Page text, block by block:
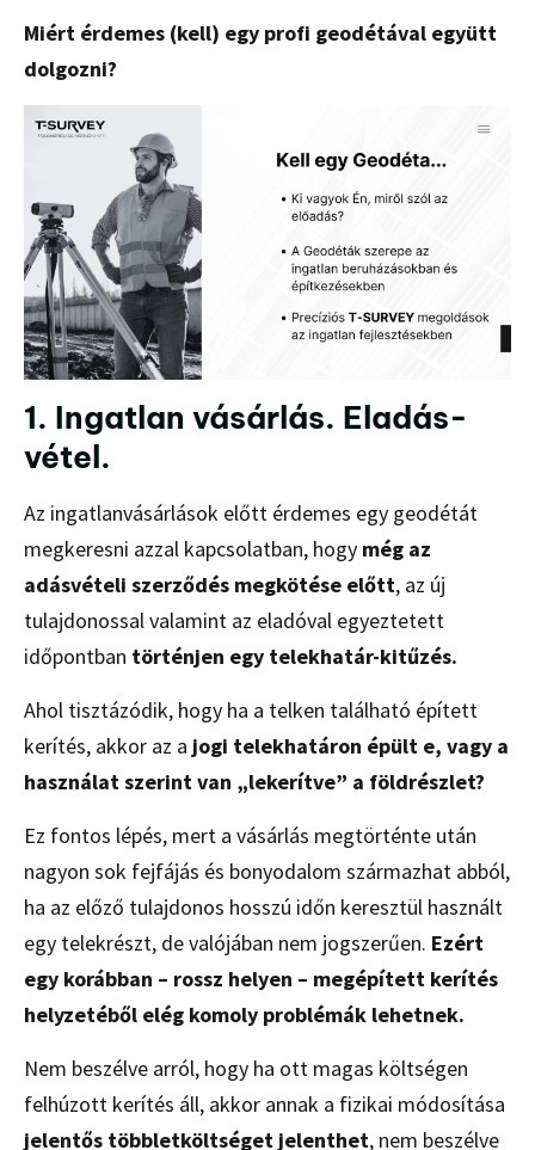
Miért érdemes (kell) egy profi geodétával együtt
dolgozni?
1. Ingatlan vásárlás. Eladás-
vétel.
Az ingatlanvásárlások előtt érdemes egy geodétát
megkeresni azzal kapcsolatban, hogy még az
adásvételi szerződés megkötése előtt, az új
tulajdonossal valamint az eladóval egyeztetett
időpontban történjen egy telekhatár-kitűzés.
Ahol tisztázódik, hogy ha a telken található épített
kerítés, akkor az a jogi telekhatáron épült e, vagy a
használat szerint van „lekerítve” a földrészlet?
Ez fontos lépés, mert a vásárlás megtörténte után
nagyon sok fejfájás és bonyodalom származhat abból,
ha az előző tulajdonos hosszú időn keresztül használt
egy telekrészt, de valójában nem jogszerűen. Ezért
egy korábban – rossz helyen – megépített kerítés
helyzetéből elég komoly problémák lehetnek.
Nem beszélve arról, hogy ha ott magas költségen
felhúzott kerítés áll, akkor annak a fizikai módosítása
jelentős többletköltséget jelenthet, nem beszélve